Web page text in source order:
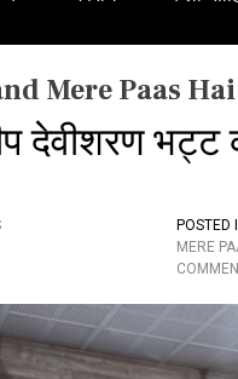
Mere Paas Hai
देवीशरण
POSTED
MERE